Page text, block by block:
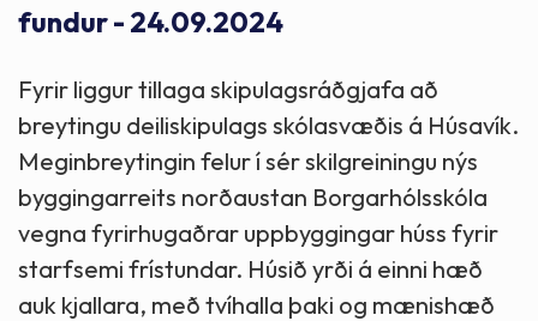
fundur - 24.09.2024
Fyrir liggur tillaga skipulagsráðgjafa að
breytingu deiliskipulags skólasvæðis á Húsavík.
Meginbreytingin felur í sér skilgreiningu nýs
byggingarreits norðaustan Borgarhólsskóla
vegna fyrirhugaðrar uppbyggingar húss fyrir
starfsemi frístundar. Húsið yrði á einni hæð
auk kjallara, með tvíhalla þaki og mænishæð